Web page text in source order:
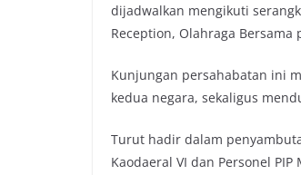
dijadwalkan mengikuti
Reception, Olahraga Bersama
Kunjungan persahabatan ini
kedua negara, sekaligus
Turut hadir dalam
Kaodaeral VI dan Personel PIP